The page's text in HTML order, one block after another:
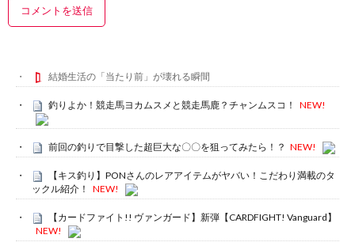
結婚生活の「当たり前」が壊れる瞬間
釣りよか！競走馬ヨカムスメと競走馬鹿？チャンムスコ！ NEW!
前回の釣りで目撃した超巨大な〇〇を狙ってみたら！？ NEW!
【キス釣り】PONさんのレアアイテムがヤバい！こだわり満載のタ
ックル紹介！
NEW!
【カードファイト!! ヴァンガード】新弾【CARDFIGHT! Vanguard】
NEW!